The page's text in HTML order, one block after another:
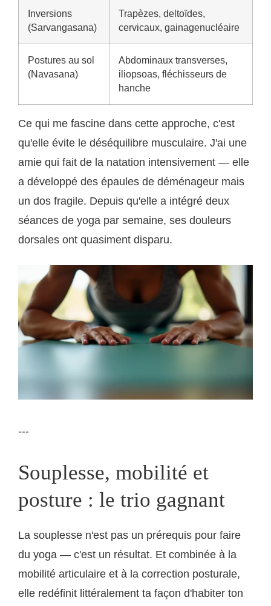
Inversions
(Sarvangasana)
Trapèzes, deltoïdes,
cervicaux, gainagenucléaire
Postures au sol
(Navasana)
Abdominaux transverses,
iliopsoas, fléchisseurs de
hanche
Ce qui me fascine dans cette approche, c'est
qu'elle évite le déséquilibre musculaire. J'ai une
amie qui fait de la natation intensivement — elle
a développé des épaules de déménageur mais
un dos fragile. Depuis qu'elle a intégré deux
séances de yoga par semaine, ses douleurs
dorsales ont quasiment disparu.
---
Souplesse, mobilité et
posture : le trio gagnant
La souplesse n'est pas un prérequis pour faire
du yoga — c'est un résultat. Et combinée à la
mobilité articulaire et à la correction posturale,
elle redéfinit littéralement ta façon d'habiter ton